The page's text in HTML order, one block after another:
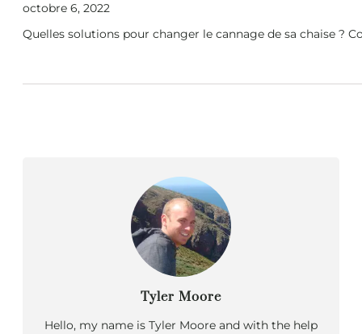
octobre 6, 2022
Quelles solutions pour changer le cannage de sa chaise ?
Tyler Moore
Hello, my name is Tyler Moore and with the help